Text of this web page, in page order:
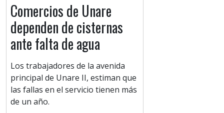
Comercios de Unare
dependen de cisternas
ante falta de agua
Los trabajadores de la avenida
principal de Unare II, estiman que
las fallas en el servicio tienen más
de un año.